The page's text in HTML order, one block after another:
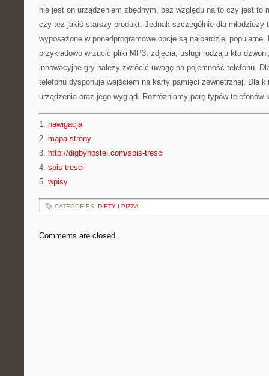
nie jest on urządzeniem zbędnym, bez względu na to czy jest to
czy tez jakiś starszy produkt. Jednak szczególnie dla młodzieży
wyposażone w ponadprogramowe opcje są najbardziej
przykładowo wrzucić pliki MP3, zdjęcia, usługi rodzaju kto
innowacyjne gry należy zwrócić uwagę na pojemność telefonu.
telefonu dysponuje wejściem na karty pamięci zewnętrznej. Dla
urządzenia oraz jego wygląd. Rozróżniamy parę typów telefonów
1. nawigacja
2. mapa strony
3. http://digbyhostel.com/spis-tresci
4. spis tresci
5. wpisy
CATEGORIES: DIETY I PIZZA
Comments are closed.